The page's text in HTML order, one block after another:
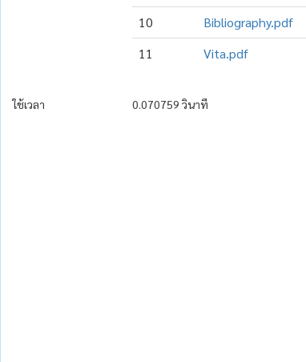
10
Bibliography.pdf
11
Vita.pdf
ใช้เวลา 0.070759 วินาที